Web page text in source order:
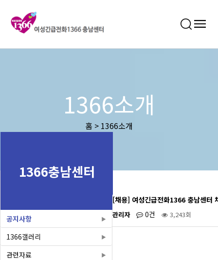
1366소개
홈 > 1366소개
1366충남센터
공지사항
1366갤러리
관련자료
[채용] 여성긴급전화1366 충남센터
관리자 0건 3,243회